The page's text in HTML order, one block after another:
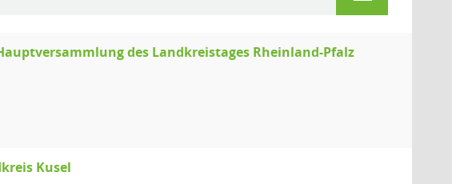
des Landkreistages Rheinland-Pfalz
Kusel